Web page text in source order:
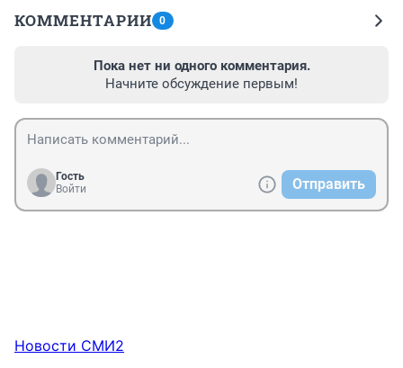
КОММЕНТАРИИ 0
Пока нет ни одного комментария.
Начните обсуждение первым!
Гость
Войти
Отправить
Новости СМИ2